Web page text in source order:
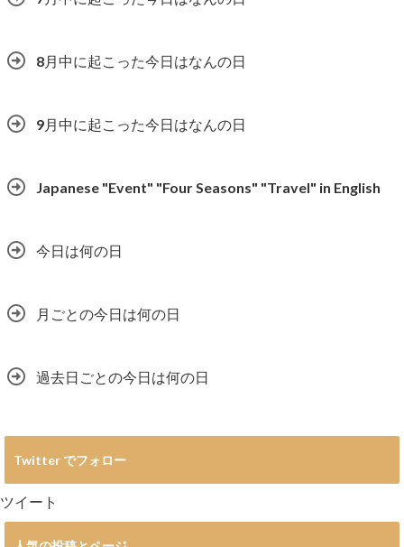
8月中に起こった今日はなんの日
9月中に起こった今日はなんの日
Japanese "Event" "Four Seasons" "Travel" in English
今日は何の日
月ごとの今日は何の日
過去日ごとの今日は何の日
Twitter でフォロー
ツイート